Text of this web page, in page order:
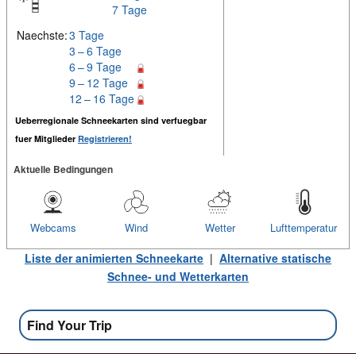
7 Tage
Naechste:3 Tage
3 – 6 Tage
6 – 9 Tage
9 – 12 Tage
12 – 16 Tage
Ueberregionale Schneekarten sind verfuegbar
fuer Mitglieder Registrieren!
Aktuelle Bedingungen
Lufttemperatur
Wetter
Wind
Webcams
Liste der animierten Schneekarte | Alternative statische
Schnee- und Wetterkarten
Find Your Trip